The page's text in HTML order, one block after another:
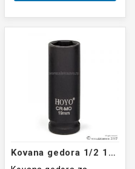
Kovana gedora 1/2 19mm